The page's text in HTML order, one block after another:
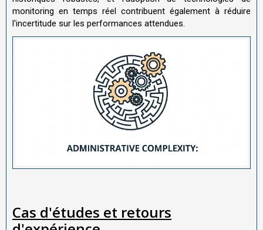
monitoring en temps réel contribuent également à réduire
l'incertitude sur les performances attendues.
Cas d'études et retours